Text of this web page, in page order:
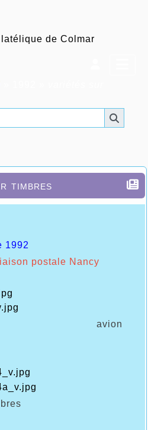
timbres
1992
postale Nancy
avion
sombres